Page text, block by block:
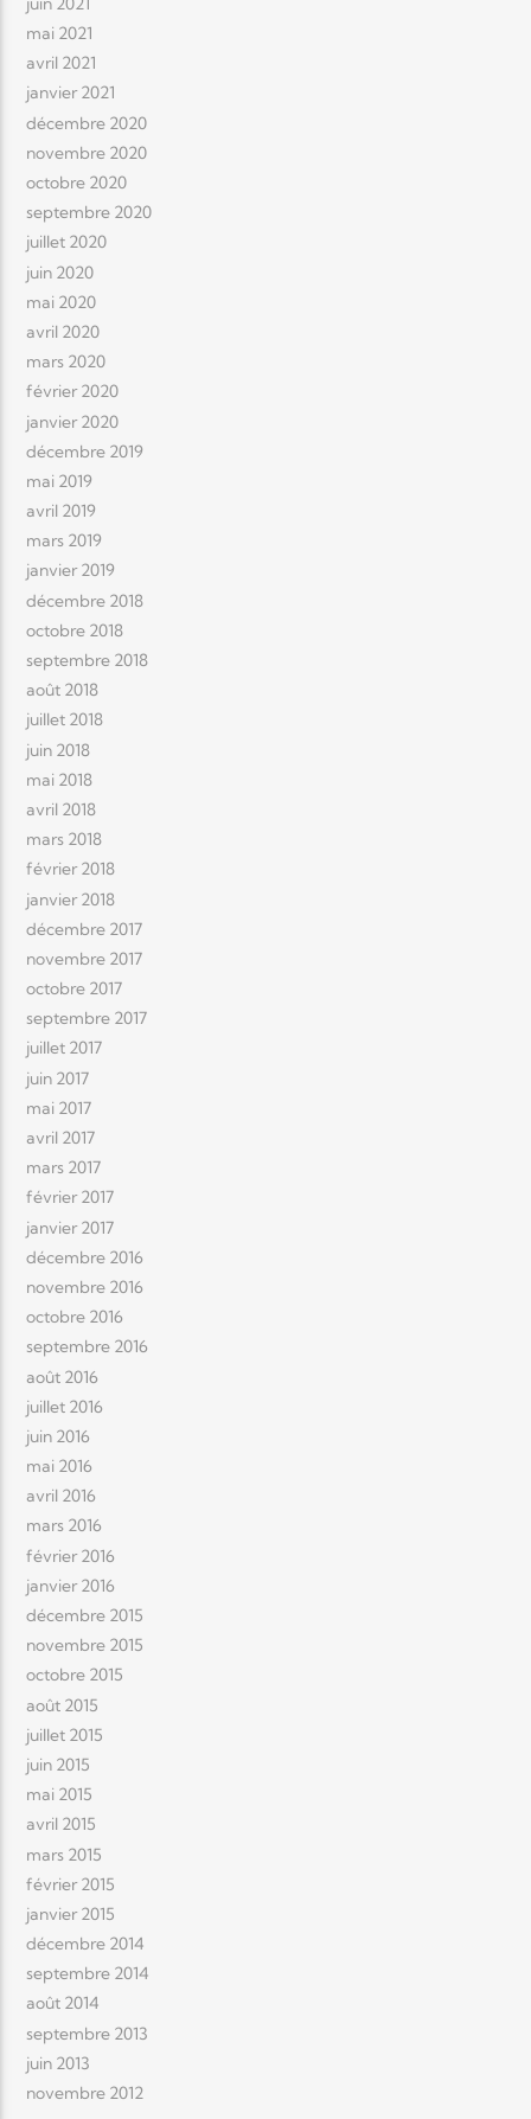
mai 2021
avril 2021
janvier 2021
décembre 2020
novembre 2020
octobre 2020
septembre 2020
juillet 2020
juin 2020
mai 2020
avril 2020
mars 2020
février 2020
janvier 2020
décembre 2019
mai 2019
avril 2019
mars 2019
janvier 2019
décembre 2018
octobre 2018
septembre 2018
août 2018
juillet 2018
juin 2018
mai 2018
avril 2018
mars 2018
février 2018
janvier 2018
décembre 2017
novembre 2017
octobre 2017
septembre 2017
juillet 2017
juin 2017
mai 2017
avril 2017
mars 2017
février 2017
janvier 2017
décembre 2016
novembre 2016
octobre 2016
septembre 2016
août 2016
juillet 2016
juin 2016
mai 2016
avril 2016
mars 2016
février 2016
janvier 2016
décembre 2015
novembre 2015
octobre 2015
août 2015
juillet 2015
juin 2015
mai 2015
avril 2015
mars 2015
février 2015
janvier 2015
décembre 2014
septembre 2014
août 2014
septembre 2013
juin 2013
novembre 2012